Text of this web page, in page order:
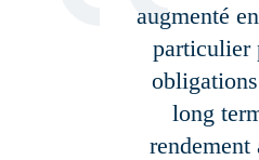
augmenté
particulier
long
rendement